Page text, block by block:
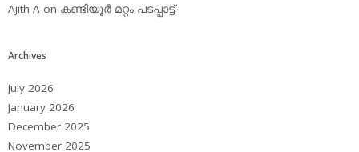
Ajith A on കണ്ടിയൂര്‍ മറ്റം പടപ്പാട്ട്‌
Archives
July 2026
January 2026
December 2025
November 2025